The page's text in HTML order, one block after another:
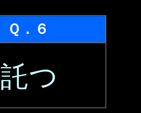
Ｑ．６
託つ